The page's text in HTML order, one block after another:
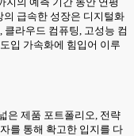
의 급속한 성장은 디지털화
라우드 컴퓨팅, 고성능 컴
입 가속화에 힘입어 이루
은 제품 포트폴리오, 전략
를 통해 확고한 입지를 다